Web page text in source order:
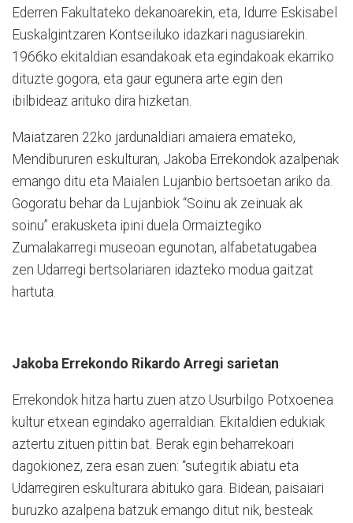
Ederren Fakultateko dekanoarekin, eta, Idurre Eskisabel
Euskalgintzaren Kontseiluko idazkari nagusiarekin.
1966ko ekitaldian esandakoak eta egindakoak ekarriko
dituzte gogora, eta gaur egunera arte egin den
ibilbideaz arituko dira hizketan.
Maiatzaren 22ko jardunaldiari amaiera emateko,
Mendibururen eskulturan, Jakoba Errekondok azalpenak
emango ditu eta Maialen Lujanbio bertsoetan ariko da.
Gogoratu behar da Lujanbiok “Soinu ak zeinuak ak
soinu” erakusketa ipini duela Ormaiztegiko
Zumalakarregi museoan egunotan, alfabetatugabea
zen Udarregi bertsolariaren idazteko modua gaitzat
hartuta.
Jakoba Errekondo Rikardo Arregi sarietan
Errekondok hitza hartu zuen atzo Usurbilgo Potxoenea
kultur etxean egindako agerraldian. Ekitaldien edukiak
aztertu zituen pittin bat. Berak egin beharrekoari
dagokionez, zera esan zuen: “sutegitik abiatu eta
Udarregiren eskulturara abituko gara. Bidean, paisaiari
buruzko azalpena batzuk emango ditut nik, besteak